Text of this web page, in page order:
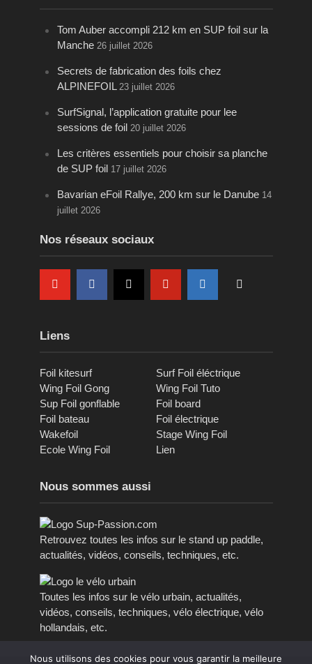
Tom Auber accompli 212 km en SUP foil sur la
Manche 26 juillet 2026
Secrets de fabrication des foils chez
ALPINEFOIL 23 juillet 2026
SurfSignal, l’application gratuite pour lee
sessions de foil 20 juillet 2026
Les critères essentiels pour choisir sa planche
de SUP foil 17 juillet 2026
Bavarian eFoil Rallye, 200 km sur le Danube 14
juillet 2026
Nos réseaux sociaux
Liens
Foil kitesurf
Surf Foil éléctrique
Wing Foil Gong
Wing Foil Tuto
Sup Foil gonflable
Foil board
Foil bateau
Foil électrique
Wakefoil
Stage Wing Foil
Ecole Wing Foil
Lien
Nous sommes aussi
Retrouvez toutes les infos sur le stand up paddle,
actualités, vidéos, conseils, techniques, etc.
Toutes les infos sur le vélo urbain, actualités,
vidéos, conseils, techniques, vélo électrique, vélo
hollandais, etc.
Nous utilisons des cookies pour vous garantir la meilleure